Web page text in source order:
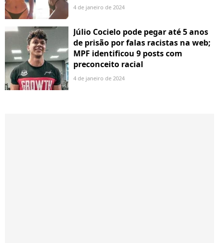
4 de janeiro de 2024
Júlio Cocielo pode pegar até 5 anos
de prisão por falas racistas na web;
MPF identificou 9 posts com
preconceito racial
4 de janeiro de 2024